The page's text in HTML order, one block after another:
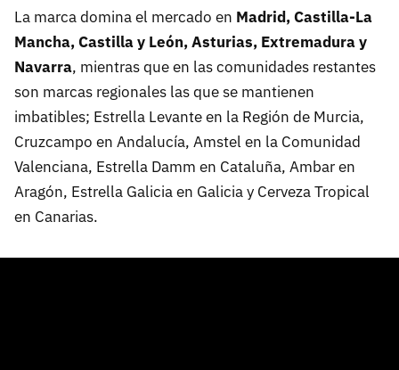
La marca domina el mercado en Madrid, Castilla-La
Mancha, Castilla y León, Asturias, Extremadura y
Navarra, mientras que en las comunidades restantes
son marcas regionales las que se mantienen
imbatibles; Estrella Levante en la Región de Murcia,
Cruzcampo en Andalucía, Amstel en la Comunidad
Valenciana, Estrella Damm en Cataluña, Ambar en
Aragón, Estrella Galicia en Galicia y Cerveza Tropical
en Canarias.